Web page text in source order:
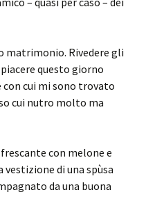
matrimonio. Rivedere gli
questo giorno
cui mi sono trovato
cui nutro molto ma
con melone e
di una spùsa
da una buona